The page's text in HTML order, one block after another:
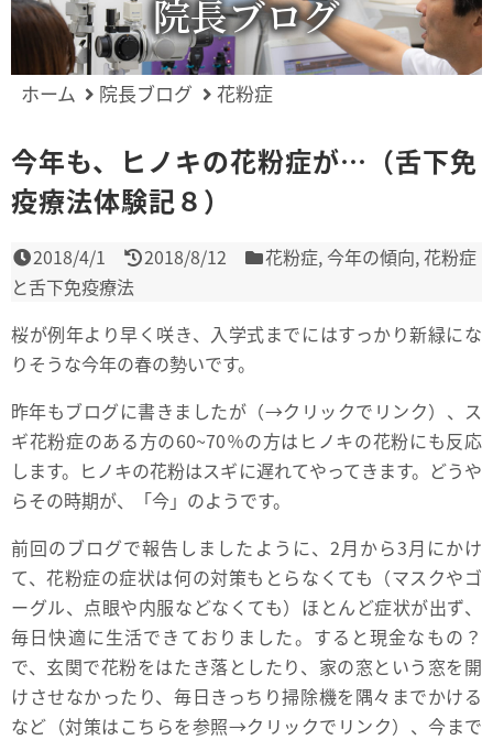
院長ブログ
ホーム 院長ブログ 花粉症
今年も、ヒノキの花粉症が…（舌下免
疫療法体験記８）
2018/4/1 2018/8/12 花粉症,今年の傾向,花粉症
と舌下免疫療法
桜が例年より早く咲き、入学式までにはすっかり新緑にな
りそうな今年の春の勢いです。
昨年もブログに書きましたが（→クリックでリンク）、ス
ギ花粉症のある方の60~70％の方はヒノキの花粉にも反応
します。ヒノキの花粉はスギに遅れてやってきます。どうや
らその時期が、「今」のようです。
前回のブログで報告しましたように、2月から3月にかけ
て、花粉症の症状は何の対策もとらなくても（マスクやゴ
ーグル、点眼や内服などなくても）ほとんど症状が出ず、
毎日快適に生活できておりました。すると現金なもの？
で、玄関で花粉をはたき落としたり、家の窓という窓を開
けさせなかったり、毎日きっちり掃除機を隅々までかける
など（対策はこちらを参照→クリックでリンク）、今まで